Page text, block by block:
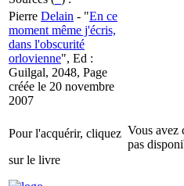
Pierre Delain - "En ce
moment même j'écris,
dans l'obscurité
orlovienne", Ed :
Guilgal, 2048, Page
créée le 20 novembre
2007
Vous avez
pas
Pour l'acquérir, cliquez
sur le livre